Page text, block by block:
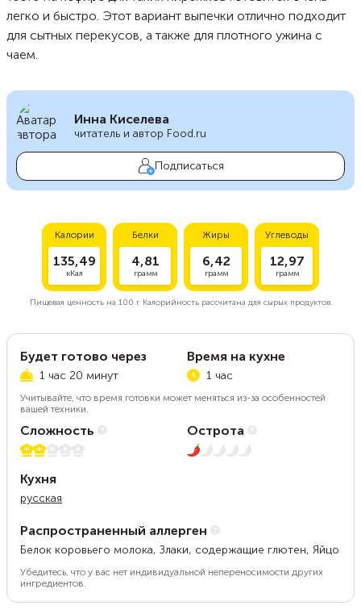
легко и быстро. Этот вариант выпечки отлично подходит
для сытных перекусов, а также для плотного ужина с
чаем.
Инна Киселева
читатель и автор Food.ru
Подписаться
Калории
135,49
кКал
Белки
4,81
грамм
Жиры
6,42
грамм
Углеводы
12,97
грамм
Пищевая ценность на 100 г.Калорийность рассчитана для сырых продуктов.
Будет готово через
1 час 20 минут
Время на кухне
1 час
Учитывайте, что время готовки может меняться из-за особенностей
вашей техники.
Сложность
2 из 5
Острота
1 из 5
Кухня
русская
Распространенный аллерген
Белок коровьего молока, Злаки, содержащие глютен, Яйцо
Убедитесь, что у вас нет индивидуальной непереносимости других
ингредиентов.